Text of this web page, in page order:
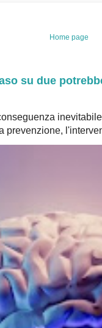
Home page
su due
prevenzione,